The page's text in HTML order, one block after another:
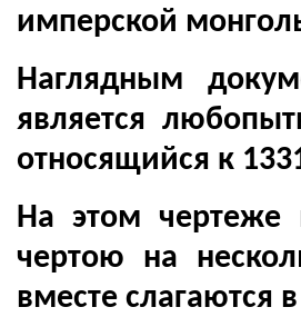
имперской
Наглядным
является
относящийся к
На этом чертеже
чертою на
вместе слагаются